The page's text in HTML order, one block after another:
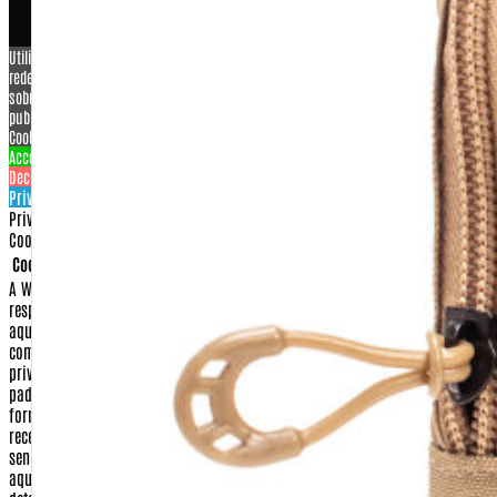
Utilizamos cookies para personalizar conteúdo e anúncios, oferecer recursos de
redes sociais e analisar o nosso tráfego. Também compartilhamos informações
sobre a sua utilização do nosso site com os nossos parceiros de redes sociais,
publicidade e análise.
Cookies settings
Accept
Decline
Privacy & Cookie policy
Privacy & Cookies policy
Cookies list
Cookie name
A Warfare.com.br sempre construiu sua imagem baseada na proteção e no
respeito aos direitos de seus consumidores.
Dessa forma, apresentamos
aqui nossa Política de Privacidade e Segurança para que, ao realizar sua
compra conosco, você tenha sempre a certeza de que o sigilo e a
privacidade de seus dados serão respeitados dentro dos mais rigorosos
padrões de segurança na internet.
Isso significa que qualquer dado
fornecido por você, seja no momento da compra ou no cadastramento para
receber algum dos nossos serviços, será guardado em nossos arquivos, não
sendo fornecido a terceiros para nenhuma outra utilização que não seja
aquela à qual você fez opção.